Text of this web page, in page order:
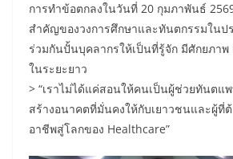
การทำข้อตกลงในวันที่ 20 กุมภาพันธ์
สำคัญของวงการศึกษาและทันตกรรมในป
ร่วมกันปั้นบุคลากรให้เป็นที่รู้จัก มีศักยภา
ในระยะยาว
> “เราไม่ได้แค่สอนให้คนเป็นผู้ช่วยทันตแ
สร้างอนาคตที่มั่นคงให้กับเยาวชนและผู้ที่
อาชีพสู่โลกของ Healthcare”